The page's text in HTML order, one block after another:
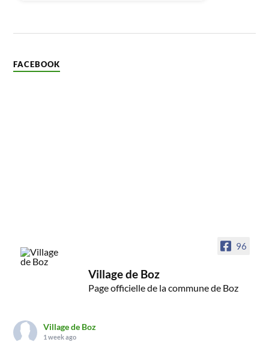
FACEBOOK
96
Village de Boz
Page officielle de la commune de Boz
Village de Boz
1 week ago